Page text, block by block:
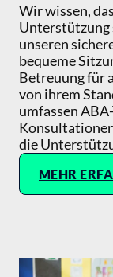
Wir wissen,
Unterstützung
unseren
bequeme
Betreuung für
von ihrem
umfassen
die
MEHR